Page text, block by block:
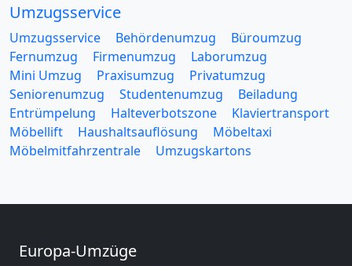
Umzugsservice
Umzugsservice Behördenumzug
Büroumzug
Fernumzug
Firmenumzug
Laborumzug
Mini Umzug
Praxisumzug
Privatumzug
Seniorenumzug
Studentenumzug
Beiladung
Entrümpelung
Halteverbotszone
Klaviertransport
Möbellift
Haushaltsauflösung
Möbeltaxi
Möbelmitfahrzentrale
Umzugskartons
Europa-Umzüge